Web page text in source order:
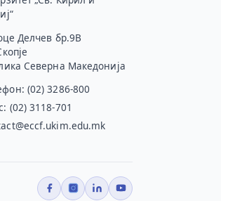
Делчев бр.9В
Северна Македонија
(02) 3286-800
(02) 3118-701